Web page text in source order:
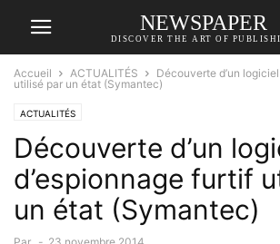
NEWSPAPER
DISCOVER THE ART OF
Accueil ACTUALITÉS
Découverte d’un
utilisé par un état (Symantec)
ACTUALITÉS
Découverte d’un
d’espionnage furtif
un état (Symantec)